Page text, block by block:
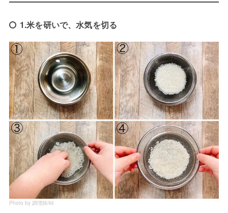
1.米を研いで、水気を切る
Photo by 調理師/kii